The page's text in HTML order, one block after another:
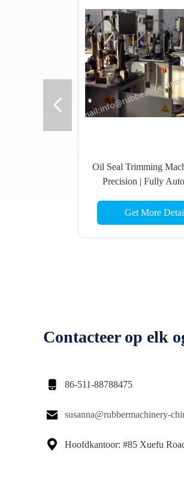
Oil Seal Trimming
Precision | Fully
Get More
Contacteer op elk
 86-511-88788475
 susanna@rubbermachinery-
 Hoofdkantoor: #85 Xuefu